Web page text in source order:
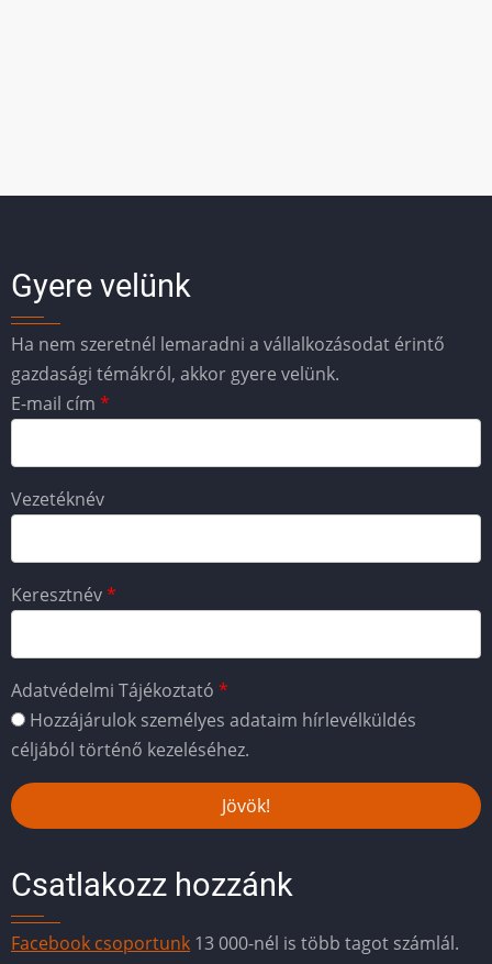
Gyere velünk
Ha nem szeretnél lemaradni a vállalkozásodat érintő
gazdasági témákról, akkor gyere velünk.
E-mail cím
Vezetéknév
Keresztnév
Adatvédelmi Tájékoztató
Hozzájárulok személyes adataim hírlevélküldés
céljából történő kezeléséhez.
Csatlakozz hozzánk
Facebook csoportunk 13 000-nél is több tagot számlál.